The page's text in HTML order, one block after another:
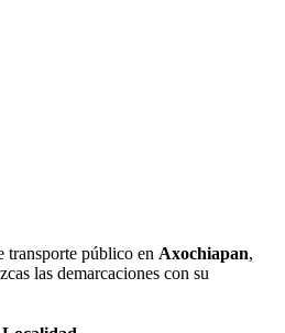
transporte público en Axochiapan,
las demarcaciones con su